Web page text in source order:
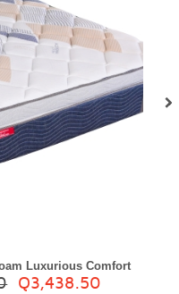
Luxurious Comfort
Q3,438.50
›